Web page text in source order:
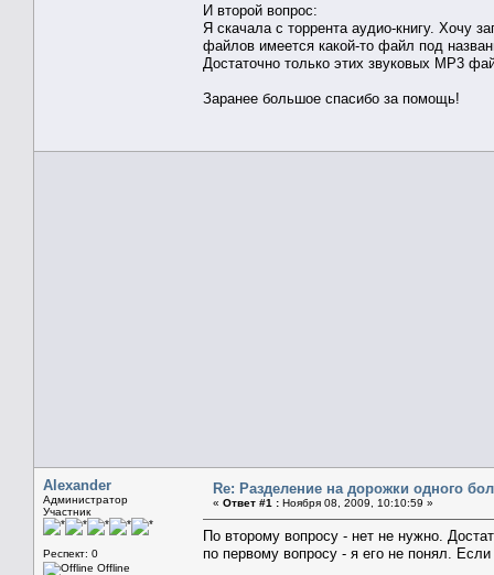
И второй вопрос:
Я скачала с торрента аудио-книгу. Хочу
файлов имеется какой-то файл под
Достаточно только этих звуковых MP3
Заранее большое спасибо за помощь!
Alexander
Администратор
Участник
Респект: 0
Offline
Re: Разделение на дорожки одного
« Ответ #1 : Ноября 08, 2009, 10:10:59 »
По второму вопросу - нет не нужно.
по первому вопросу - я его не понял.